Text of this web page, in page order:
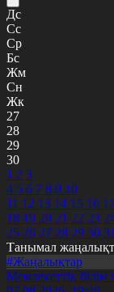
Дс
Сс
Ср
Бс
Жм
Сн
Жк
27
28
29
30
1 2 3
4 5 6 7 8 9 10
11 12 13 14 15 16
18 19 20 21 22 23
25 26 27 28 29 30 31
Танымал
#Жаңалықтар
Мемлекеттік білім